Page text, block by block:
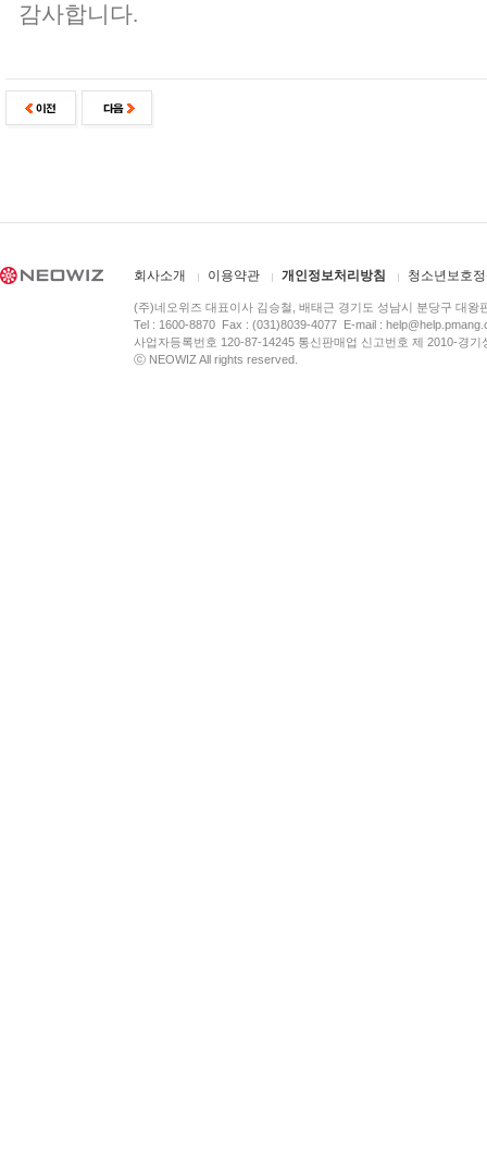
감사합니다.
회사소개 이용약관 개인정보처리방침 청소년보호
(주)네오위즈 대표이사 김승철, 배태근 경기도 성남시 분당구 대왕
Tel : 1600-8870 Fax : (031)8039-4077 E-mail :
사업자등록번호 120-87-14245 통신판매업 신고번호 제 2010-경
ⓒ NEOWIZ All rights reserved.